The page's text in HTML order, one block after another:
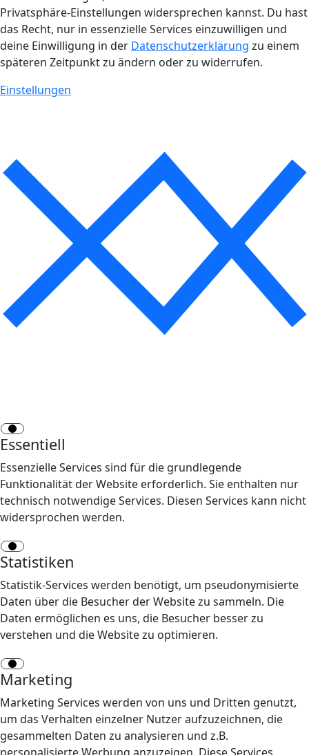
Privatsphäre-Einstellungen widersprechen kannst. Du hast
das Recht, nur in essenzielle Services einzuwilligen und
deine Einwilligung in der Datenschutzerklärung zu einem
späteren Zeitpunkt zu ändern oder zu widerrufen.
Einstellungen
Essentiell
Essenzielle Services sind für die grundlegende
Funktionalität der Website erforderlich. Sie enthalten nur
technisch notwendige Services. Diesen Services kann nicht
widersprochen werden.
Statistiken
Statistik-Services werden benötigt, um pseudonymisierte
Daten über die Besucher der Website zu sammeln. Die
Daten ermöglichen es uns, die Besucher besser zu
verstehen und die Website zu optimieren.
Marketing
Marketing Services werden von uns und Dritten genutzt,
um das Verhalten einzelner Nutzer aufzuzeichnen, die
gesammelten Daten zu analysieren und z.B.